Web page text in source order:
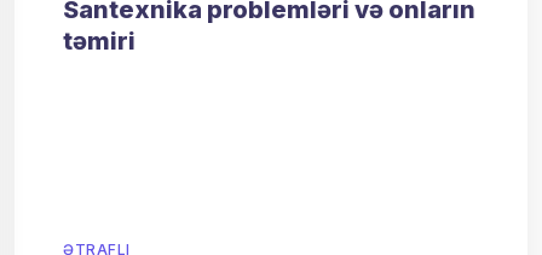
Santexnika problemləri və onların
təmiri
ƏTRAFLI